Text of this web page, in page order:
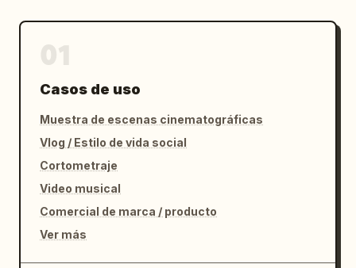
susurros ASMR sutiles.
Casos de uso
Muestra de escenas cinematográficas
Vlog / Estilo de vida social
Cortometraje
Video musical
Comercial de marca / producto
Ver más